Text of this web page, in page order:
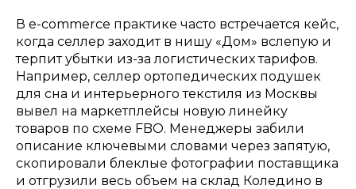
В e-commerce практике часто встречается кейс,
когда селлер заходит в нишу «Дом» вслепую и
терпит убытки из-за логистических тарифов.
Например, селлер ортопедических подушек
для сна и интерьерного текстиля из Москвы
вывел на маркетплейсы новую линейку
товаров по схеме FBO. Менеджеры забили
описание ключевыми словами через запятую,
скопировали блеклые фотографии поставщика
и отгрузили весь объем на склад Коледино в